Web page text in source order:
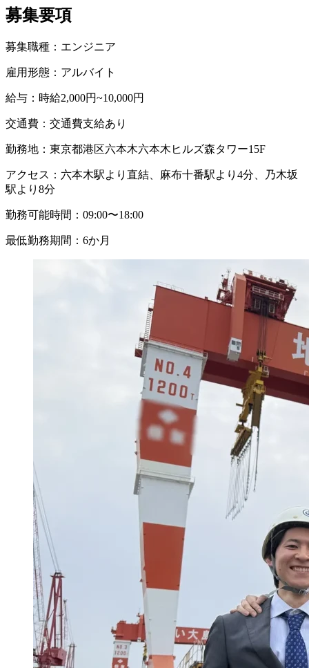
募集要項
募集職種： エンジニア
雇用形態： アルバイト
給与： 時給2,000円~10,000円
交通費： 交通費支給あり
勤務地： 東京都港区六本木六本木ヒルズ森タワー15F
アクセス： 六本木駅より直結、麻布十番駅より4分、乃木坂
駅より8分
勤務可能時間： 09:00〜18:00
最低勤務期間： 6か月